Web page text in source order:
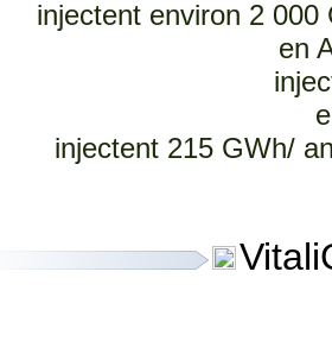
injectent environ 2
en
injectent 215 GWh/